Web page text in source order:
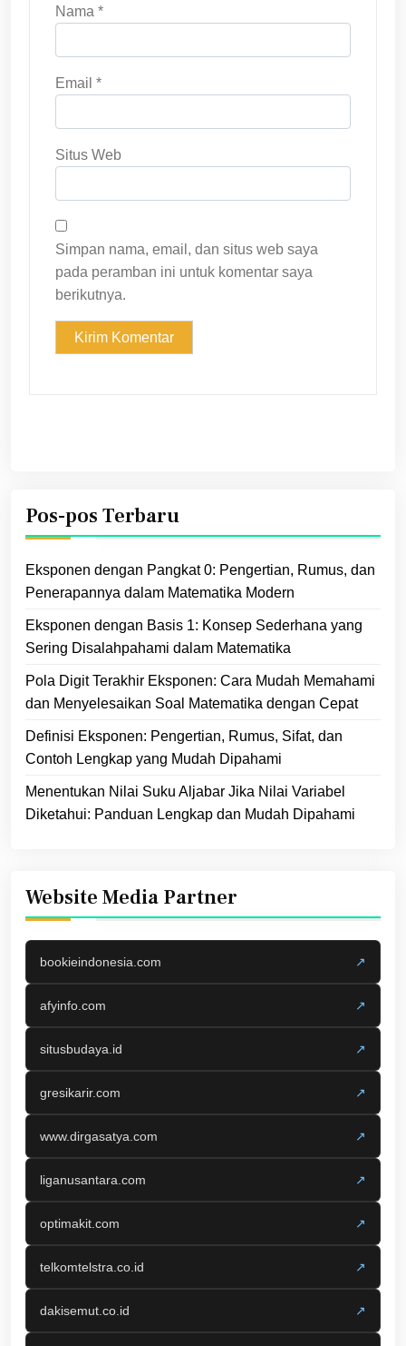
Nama *
Email *
Situs Web
Simpan nama, email, dan situs web saya
pada peramban ini untuk komentar saya
berikutnya.
Pos-pos Terbaru
Eksponen dengan Pangkat 0: Pengertian, Rumus, dan
Penerapannya dalam Matematika Modern
Eksponen dengan Basis 1: Konsep Sederhana yang
Sering Disalahpahami dalam Matematika
Pola Digit Terakhir Eksponen: Cara Mudah Memahami
dan Menyelesaikan Soal Matematika dengan Cepat
Definisi Eksponen: Pengertian, Rumus, Sifat, dan
Contoh Lengkap yang Mudah Dipahami
Menentukan Nilai Suku Aljabar Jika Nilai Variabel
Diketahui: Panduan Lengkap dan Mudah Dipahami
Website Media Partner
bookieindonesia.com ↗
afyinfo.com ↗
situsbudaya.id ↗
gresikarir.com ↗
www.dirgasatya.com ↗
liganusantara.com ↗
optimakit.com ↗
telkomtelstra.co.id ↗
dakisemut.co.id ↗